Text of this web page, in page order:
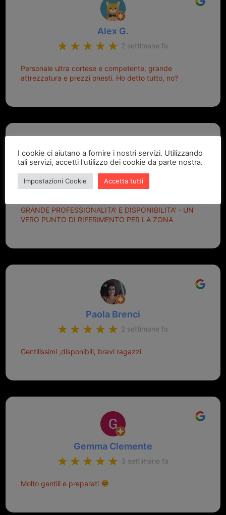
Alex G.
2 settimane fa
Personale ultra cortese e competente, grande
attrezzatura e prezzi onesti. Ho detto tutto, no?
Marcello Dastoli
2 settimane fa
GRANDE PROFESSIONALITA' E DISPONIBILITA' - UN
VERO PUNTO DI RIFERIMENTO PER LA ZONA
Paola Brenci
2 settimane fa
Gentilissimi ,disponibili, bravi ragazzi
Gemma Clemente
3 settimane fa
Molto gentili e preparati
I cookie ci aiutano a fornire i nostri servizi. Utilizzando
tali servizi, accetti l'utilizzo dei cookie da parte nostra.
Impostazioni Cookie Accetta tutti